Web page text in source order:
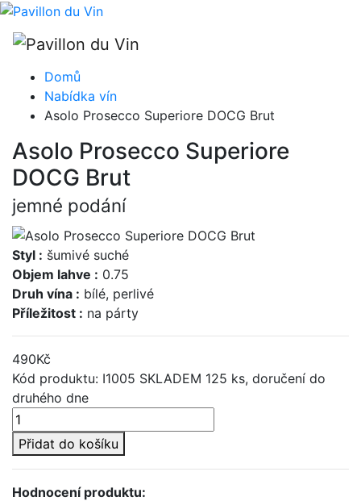
Domů
Nabídka vín
Asolo Prosecco Superiore DOCG Brut
Asolo Prosecco Superiore
DOCG Brut
jemné podání
Styl : šumivé suché
Objem lahve : 0.75
Druh vína : bílé, perlivé
Příležitost : na párty
490Kč
Kód produktu: I1005 SKLADEM 125 ks, doručení do
druhého dne
Přidat do košíku
Hodnocení produktu: